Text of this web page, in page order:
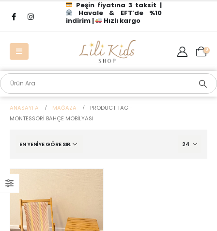
Peşin fiyatına 3 taksit |
Havale & EFT’de %10
indirim |
Hızlı kargo
0
ANASAYFA MAĞAZA
PRODUCT TAG -
MONTESSORI BAHÇE MOBILYASI